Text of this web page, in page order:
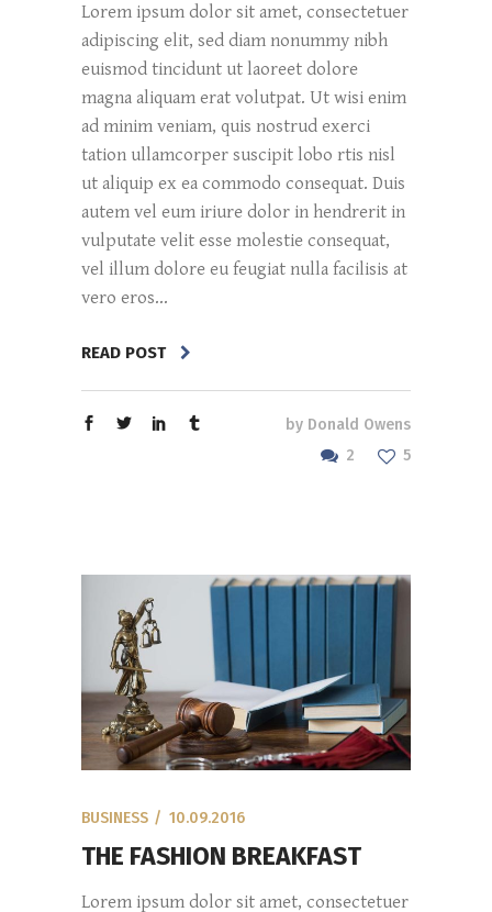
Lorem ipsum dolor sit amet, consectetuer
adipiscing elit, sed diam nonummy nibh
euismod tincidunt ut laoreet dolore
magna aliquam erat volutpat. Ut wisi enim
ad minim veniam, quis nostrud exerci
tation ullamcorper suscipit lobo rtis nisl
ut aliquip ex ea commodo consequat. Duis
autem vel eum iriure dolor in hendrerit in
vulputate velit esse molestie consequat,
vel illum dolore eu feugiat nulla facilisis at
vero eros...
READ POST
by Donald Owens
2
5
BUSINESS 10.09.2016
THE FASHION BREAKFAST
Lorem ipsum dolor sit amet, consectetuer